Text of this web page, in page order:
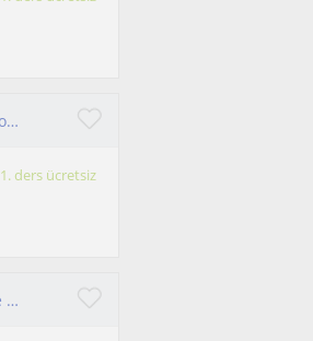
Profesyonel Koçluk eğitimi aldım ve Defacto markasında Bölge Eğitim Koçluğu yaptım.
1. ders ücretsiz
Ben Ukraynalıyım, 10 sene Antalya'da yaşıyorum. Yabancilar için Türkçe ve İngilizce ders verebilirim.